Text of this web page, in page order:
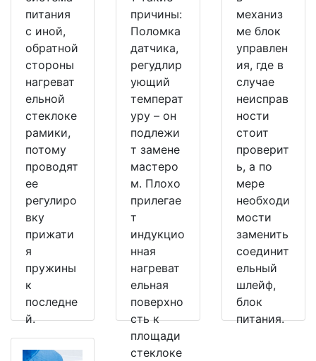
питания
с иной,
обратной
стороны
нагреват
ельной
стеклоке
рамики,
потому
проводят
ее
регулиро
вку
прижати
я
пружины
к
последне
й.
причины:
Поломка
датчика,
регудлир
ующий
температ
уру – он
подлежи
т замене
мастеро
м. Плохо
прилегае
т
индукцио
нная
нагреват
ельная
поверхно
сть к
площади
стеклоке
механиз
ме блок
управлен
ия, где в
случае
неисправ
ности
стоит
проверит
ь, а по
мере
необходи
мости
заменить
соединит
ельный
шлейф,
блок
питания.